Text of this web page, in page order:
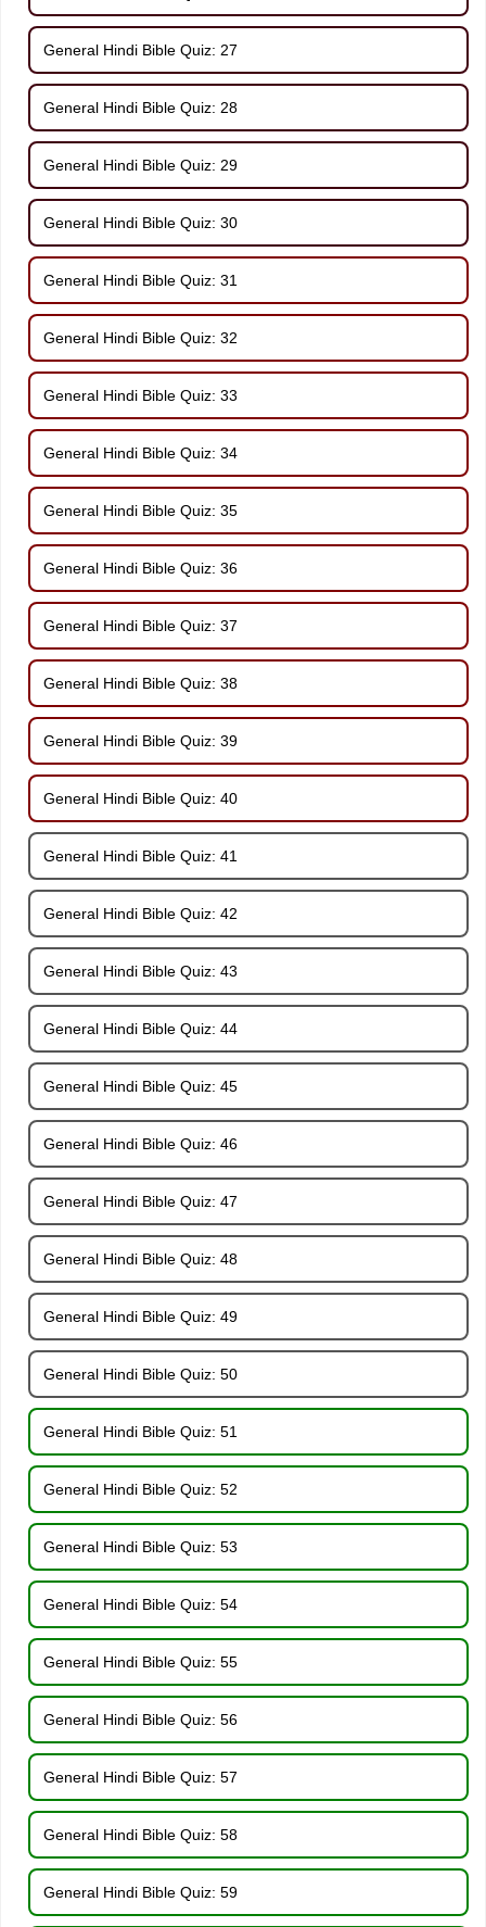
General Hindi Bible Quiz: 27
General Hindi Bible Quiz: 28
General Hindi Bible Quiz: 29
General Hindi Bible Quiz: 30
General Hindi Bible Quiz: 31
General Hindi Bible Quiz: 32
General Hindi Bible Quiz: 33
General Hindi Bible Quiz: 34
General Hindi Bible Quiz: 35
General Hindi Bible Quiz: 36
General Hindi Bible Quiz: 37
General Hindi Bible Quiz: 38
General Hindi Bible Quiz: 39
General Hindi Bible Quiz: 40
General Hindi Bible Quiz: 41
General Hindi Bible Quiz: 42
General Hindi Bible Quiz: 43
General Hindi Bible Quiz: 44
General Hindi Bible Quiz: 45
General Hindi Bible Quiz: 46
General Hindi Bible Quiz: 47
General Hindi Bible Quiz: 48
General Hindi Bible Quiz: 49
General Hindi Bible Quiz: 50
General Hindi Bible Quiz: 51
General Hindi Bible Quiz: 52
General Hindi Bible Quiz: 53
General Hindi Bible Quiz: 54
General Hindi Bible Quiz: 55
General Hindi Bible Quiz: 56
General Hindi Bible Quiz: 57
General Hindi Bible Quiz: 58
General Hindi Bible Quiz: 59